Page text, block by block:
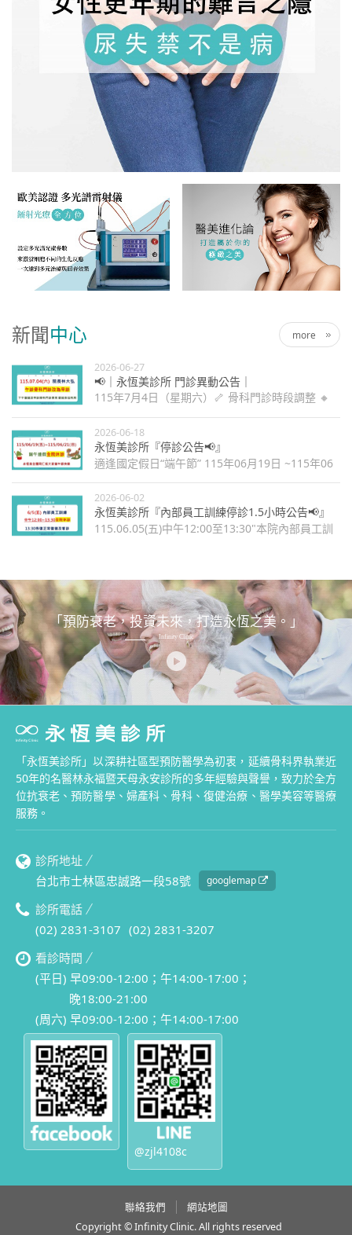
新聞中心 more
2026-06-27
📢｜永恆美診所 門診異動公告｜
115年7月4日（星期六）🦴 骨科門診時段調整 🔸
原門診時間：14:00－17:00➡️ 調整為：09:00－
12:00
2026-06-18
永恆美診所『停診公告📢』
適逢國定假日“端午節” 115年06月19日 ~115年06
月21日全院休診
2026-06-02
永恆美診所『內部員工訓練停診1.5小時公告📢』
115.06.05(五)中午12:00至13:30"本院內部員工訓
「預防衰老，投資未來，打造永恆之美。」
Infinity Clinic
「永恆美診所」以深耕社區型預防醫學為初衷，延續骨科界執業近
50年的名醫林永福暨天母永安診所的多年經驗與聲譽，致力於全方
位抗衰老、預防醫學、婦產科、骨科、復健治療、醫學美容等醫療
服務。
診所地址
台北市士林區忠誠路一段58號
googlemap
診所電話
(02) 2831-3107 (02) 2831-3207
看診時間
(平日) 早09:00-12:00；午14:00-17:00；
晚18:00-21:00
(周六) 早09:00-12:00；午14:00-17:00
@zjl4108c
聯絡我們
網站地圖
Copyright © Infinity Clinic. All rights reserved